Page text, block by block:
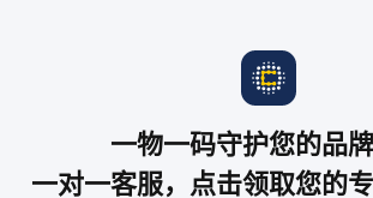
一物一码守护您的品
一对一客服，点击领取您的